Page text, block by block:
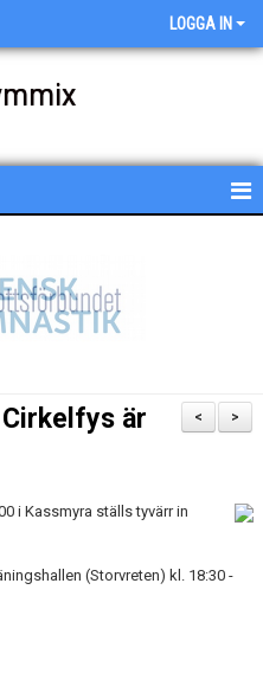
LOGGA IN
>
<
är
i Kassmyra ställs tyvärr in
(Storvreten) kl. 18:30 -